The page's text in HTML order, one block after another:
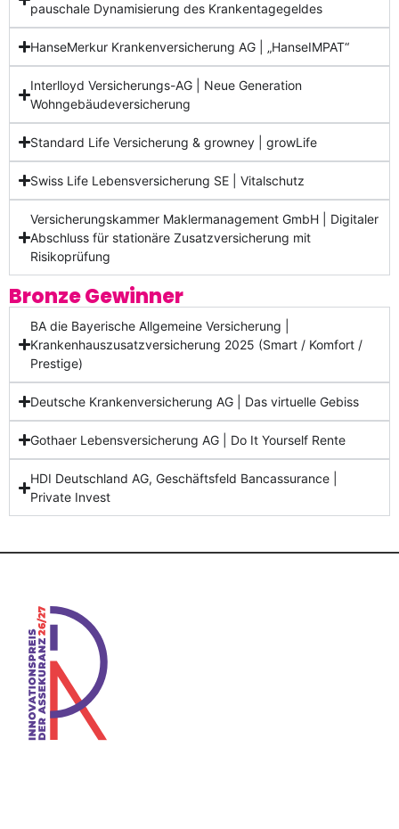
pauschale Dynamisierung des Krankentagegeldes
HanseMerkur Krankenversicherung AG | „HanseIMPAT“
Interlloyd Versicherungs-AG | Neue Generation
Wohngebäudeversicherung
Standard Life Versicherung & growney | growLife
Swiss Life Lebensversicherung SE | Vitalschutz
Versicherungskammer Maklermanagement GmbH | Digitaler
Abschluss für stationäre Zusatzversicherung mit
Risikoprüfung
Bronze Gewinner
BA die Bayerische Allgemeine Versicherung |
Krankenhauszusatzversicherung 2025 (Smart / Komfort /
Prestige)
Deutsche Krankenversicherung AG | Das virtuelle Gebiss
Gothaer Lebensversicherung AG | Do It Yourself Rente
HDI Deutschland AG, Geschäftsfeld Bancassurance |
Private Invest